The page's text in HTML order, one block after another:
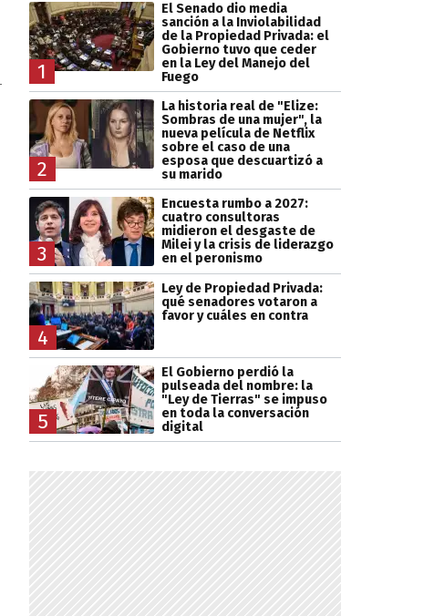
1
El Senado dio media
sanción a la Inviolabilidad
de la Propiedad Privada: el
Gobierno tuvo que ceder
en la Ley del Manejo del
Fuego
2
La historia real de "Elize:
Sombras de una mujer", la
nueva película de Netflix
sobre el caso de una
esposa que descuartizó a
su marido
3
Encuesta rumbo a 2027:
cuatro consultoras
midieron el desgaste de
Milei y la crisis de liderazgo
en el peronismo
4
Ley de Propiedad Privada:
qué senadores votaron a
favor y cuáles en contra
5
El Gobierno perdió la
pulseada del nombre: la
"Ley de Tierras" se impuso
en toda la conversación
digital